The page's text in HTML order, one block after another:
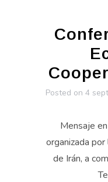
Posted on 4
Mensaje
organizada
de Irán, a